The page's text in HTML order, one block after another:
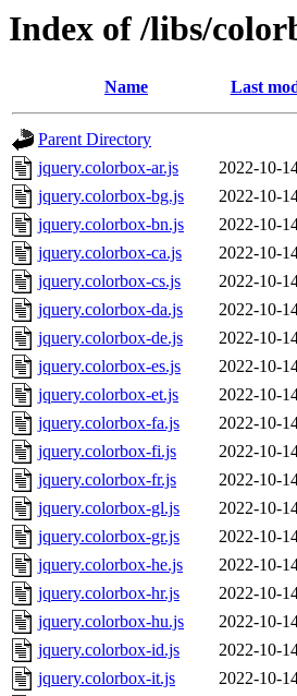
Index of /libs/
Name Last
Parent Directory
jquery.colorbox-ar.js
2022-10-
jquery.colorbox-bg.js
2022-10-
jquery.colorbox-bn.js
2022-10-
jquery.colorbox-ca.js
2022-10-
jquery.colorbox-cs.js
2022-10-
jquery.colorbox-da.js
2022-10-
jquery.colorbox-de.js
2022-10-
jquery.colorbox-es.js
2022-10-
jquery.colorbox-et.js
2022-10-
jquery.colorbox-fa.js
2022-10-
jquery.colorbox-fi.js
2022-10-
jquery.colorbox-fr.js
2022-10-
jquery.colorbox-gl.js
2022-10-
jquery.colorbox-gr.js
2022-10-
jquery.colorbox-he.js
2022-10-
jquery.colorbox-hr.js
2022-10-
jquery.colorbox-hu.js
2022-10-
jquery.colorbox-id.js
2022-10-
jquery.colorbox-it.js
2022-10-